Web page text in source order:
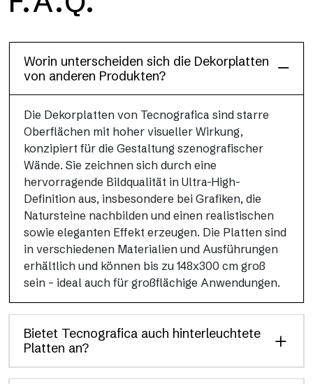
Worin unterscheiden sich die Dekorplatten
von anderen Produkten?
Die Dekorplatten von Tecnografica sind starre
Oberflächen mit hoher visueller Wirkung,
konzipiert für die Gestaltung szenografischer
Wände. Sie zeichnen sich durch eine
hervorragende Bildqualität in Ultra-High-
Definition aus, insbesondere bei Grafiken, die
Natursteine nachbilden und einen realistischen
sowie eleganten Effekt erzeugen. Die Platten sind
in verschiedenen Materialien und Ausführungen
erhältlich und können bis zu 148x300 cm groß
sein – ideal auch für großflächige Anwendungen.
Bietet Tecnografica auch hinterleuchtete
Platten an?